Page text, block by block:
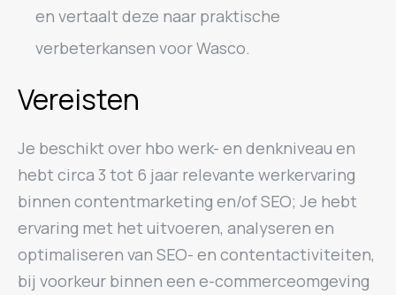
en vertaalt deze naar praktische
verbeterkansen voor Wasco.
Vereisten
Je beschikt over hbo werk- en denkniveau en
hebt circa 3 tot 6 jaar relevante werkervaring
binnen contentmarketing en/of SEO; Je hebt
ervaring met het uitvoeren, analyseren en
optimaliseren van SEO- en contentactiviteiten,
bij voorkeur binnen een e-commerceomgeving